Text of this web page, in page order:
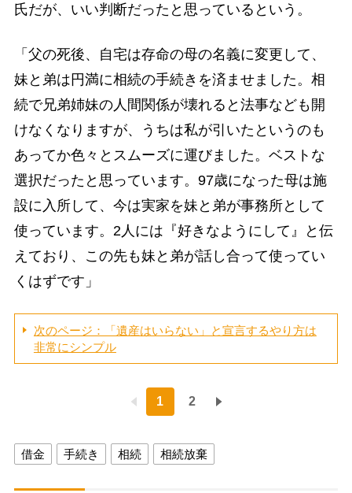
氏だが、いい判断だったと思っているという。
「父の死後、自宅は存命の母の名義に変更して、
妹と弟は円満に相続の手続きを済ませました。相
続で兄弟姉妹の人間関係が壊れると法事なども開
けなくなりますが、うちは私が引いたというのも
あってか色々とスムーズに運びました。ベストな
選択だったと思っています。97歳になった母は施
設に入所して、今は実家を妹と弟が事務所として
使っています。2人には『好きなようにして』と伝
えており、この先も妹と弟が話し合って使ってい
くはずです」
次のページ：「遺産はいらない」と宣言するやり方は
非常にシンプル
1 2
借金 手続き 相続 相続放棄